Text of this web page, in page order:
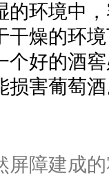
的环境中
干燥的环
个好的酒
损害葡萄
屏障建成